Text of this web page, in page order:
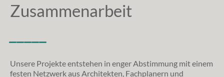
Zusammenarbeit
Unsere Projekte entstehen in enger Abstimmung mit einem
festen Netzwerk aus Architekten, Fachplanern und